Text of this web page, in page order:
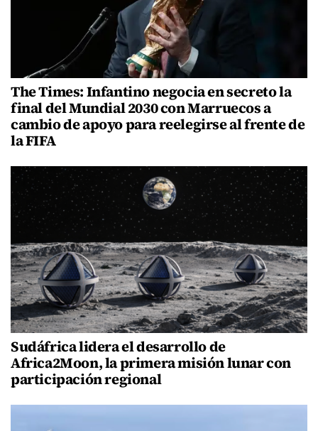
The Times: Infantino negocia en secreto la
final del Mundial 2030 con Marruecos a
cambio de apoyo para reelegirse al frente de
la FIFA
Sudáfrica lidera el desarrollo de
Africa2Moon, la primera misión lunar con
participación regional